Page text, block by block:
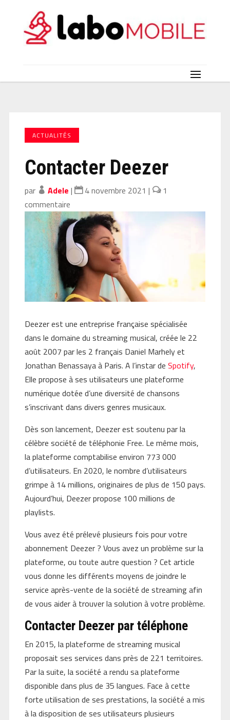
ACTUALITÉS
Contacter Deezer
par Adele | 4 novembre 2021 |
1
commentaire
Deezer est une entreprise française spécialisée
dans le domaine du streaming musical, créée le 22
août 2007 par les 2 français Daniel Marhely et
Jonathan Benassaya à Paris. A l’instar de Spotify,
Elle propose à ses utilisateurs une plateforme
numérique dotée d’une diversité de chansons
s’inscrivant dans divers genres musicaux.
Dès son lancement, Deezer est soutenu par la
célèbre société de téléphonie Free. Le même mois,
la plateforme comptabilise environ 773 000
d’utilisateurs. En 2020, le nombre d’utilisateurs
grimpe à 14 millions, originaires de plus de 150 pays.
Aujourd’hui, Deezer propose 100 millions de
playlists.
Vous avez été prélevé plusieurs fois pour votre
abonnement Deezer ? Vous avez un problème sur la
plateforme, ou toute autre question ? Cet article
vous donne les différents moyens de joindre le
service après-vente de la société de streaming afin
de vous aider à trouver la solution à votre problème.
Contacter Deezer par téléphone
En 2015, la plateforme de streaming musical
proposait ses services dans près de 221 territoires.
Par la suite, la société a rendu sa plateforme
disponible dans plus de 35 langues. Face à cette
forte utilisation de ses prestations, la société a mis
à la disposition de ses utilisateurs plusieurs